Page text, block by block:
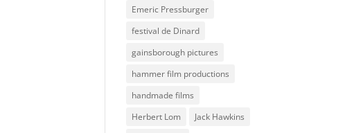
Emeric Pressburger
festival de Dinard
gainsborough pictures
hammer film productions
handmade films
Herbert Lom
Jack Hawkins